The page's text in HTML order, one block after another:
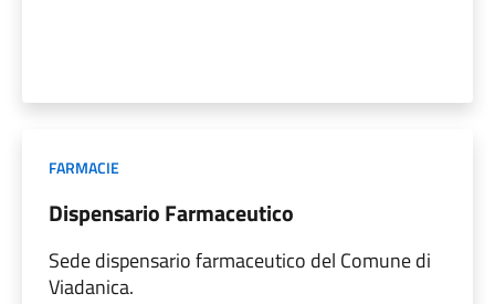
FARMACIE
Dispensario Farmaceutico
Sede dispensario farmaceutico del Comune di
Viadanica.